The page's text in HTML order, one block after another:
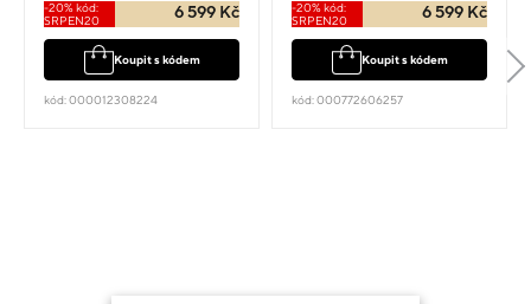
-20% kód:
SRPEN20
6 599 Kč
Koupit s kódem
kód: 000012308224
-20% kód:
SRPEN20
6 599 Kč
Koupit s kódem
kód: 000772606257